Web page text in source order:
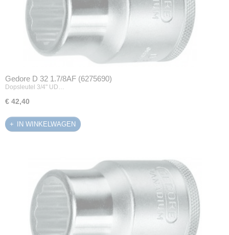
Gedore D 32 1.7/8AF (6275690)
Dopsleutel 3/4" UD…
€ 42,40
IN WINKELWAGEN